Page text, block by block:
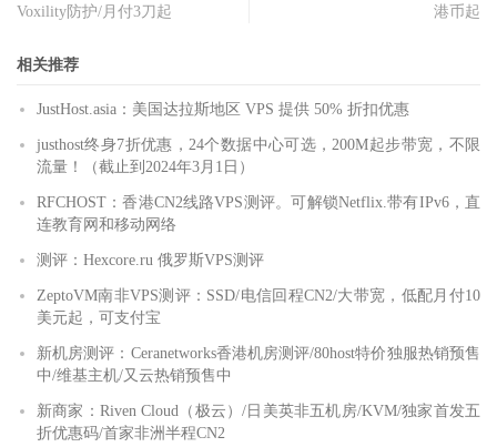
Voxility防护/月付3刀起
港币起
相关推荐
JustHost.asia：美国达拉斯地区 VPS 提供 50% 折扣优惠
justhost终身7折优惠，24个数据中心可选，200M起步带宽，不限
流量！（截止到2024年3月1日）
RFCHOST：香港CN2线路VPS测评。可解锁Netflix.带有IPv6，直
连教育网和移动网络
测评：Hexcore.ru 俄罗斯VPS测评
ZeptoVM南非VPS测评：SSD/电信回程CN2/大带宽，低配月付10
美元起，可支付宝
新机房测评：Ceranetworks香港机房测评/80host特价独服热销预售
中/维基主机/又云热销预售中
新商家：Riven Cloud（极云）/日美英非五机房/KVM/独家首发五
折优惠码/首家非洲半程CN2